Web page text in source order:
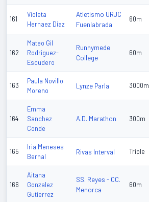
161
Violeta
Hernaez Diaz
Atletismo URJC
Fuenlabrada
60m
162
Mateo Gil
Rodriguez-
Escudero
Runnymede
College
60m
163
Paula Novillo
Moreno
Lynze Parla 3000m
164
Emma
Sanchez
Conde
A.D. Marathon 300m
165
Iria Meneses
Bernal
Rivas Interval Triple
166
Aitana
Gonzalez
Gutierrez
SS. Reyes - CC.
Menorca
60m